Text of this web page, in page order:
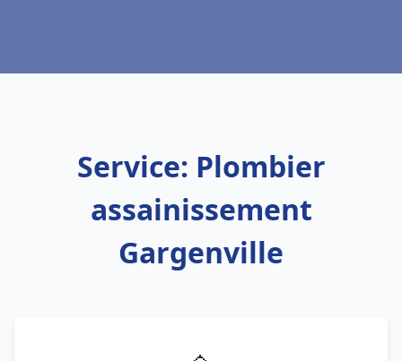
Service: Plombier
assainissement
Gargenville